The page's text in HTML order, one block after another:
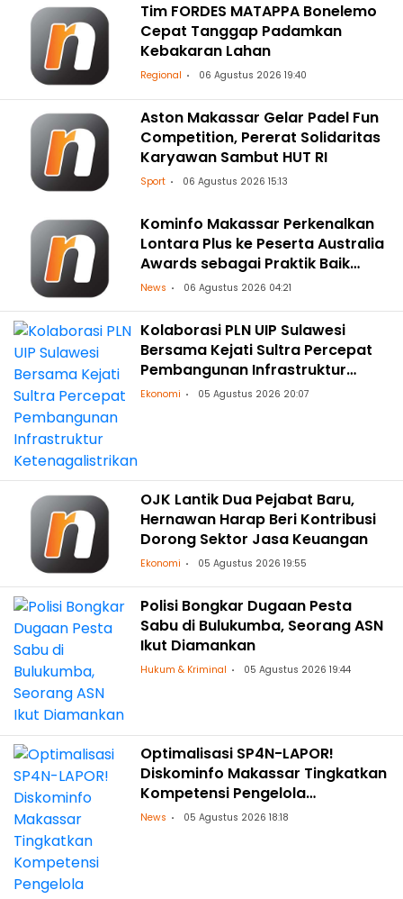
Tim FORDES MATAPPA Bonelemo
Cepat Tanggap Padamkan
Kebakaran Lahan
Regional 06 Agustus 2026 19:40
Aston Makassar Gelar Padel Fun
Competition, Pererat Solidaritas
Karyawan Sambut HUT RI
Sport 06 Agustus 2026 15:13
Kominfo Makassar Perkenalkan
Lontara Plus ke Peserta Australia
Awards sebagai Praktik Baik
Transformasi Digital
News 06 Agustus 2026 04:21
Kolaborasi PLN UIP Sulawesi
Bersama Kejati Sultra Percepat
Pembangunan Infrastruktur
Ketenagalistrikan
Ekonomi 05 Agustus 2026 20:07
OJK Lantik Dua Pejabat Baru,
Hernawan Harap Beri Kontribusi
Dorong Sektor Jasa Keuangan
Ekonomi 05 Agustus 2026 19:55
Polisi Bongkar Dugaan Pesta
Sabu di Bulukumba, Seorang ASN
Ikut Diamankan
Hukum & Kriminal 05 Agustus 2026 19:44
Optimalisasi SP4N-LAPOR!
Diskominfo Makassar Tingkatkan
Kompetensi Pengelola
Pengaduan OPD
News 05 Agustus 2026 18:18